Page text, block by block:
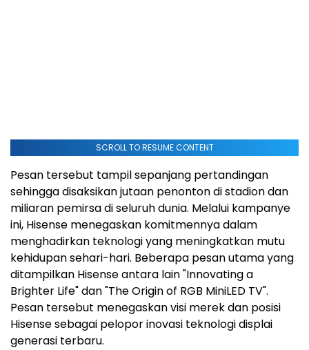
SCROLL TO RESUME CONTENT
Pesan tersebut tampil sepanjang pertandingan
sehingga disaksikan jutaan penonton di stadion dan
miliaran pemirsa di seluruh dunia. Melalui kampanye
ini, Hisense menegaskan komitmennya dalam
menghadirkan teknologi yang meningkatkan mutu
kehidupan sehari-hari. Beberapa pesan utama yang
ditampilkan Hisense antara lain "Innovating a
Brighter Life" dan "The Origin of RGB MiniLED TV".
Pesan tersebut menegaskan visi merek dan posisi
Hisense sebagai pelopor inovasi teknologi displai
generasi terbaru.